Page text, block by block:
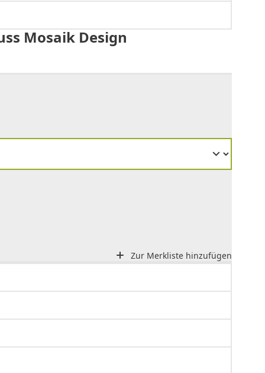
Mosaik Design
Zur Merkliste hinzufügen